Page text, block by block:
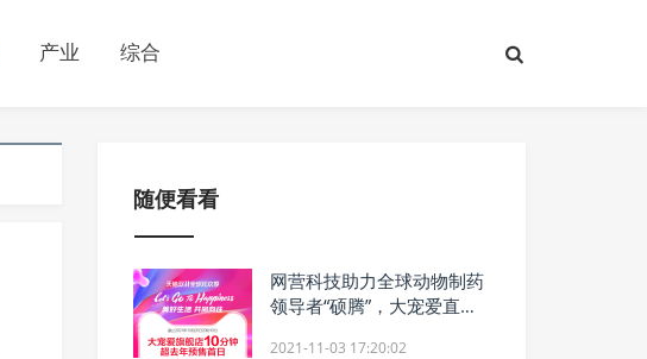
产业 综合
随便看看
网营科技助力全球动物制药
领导者“硕腾”，大宠爱直播
2021-11-03 17:20:02